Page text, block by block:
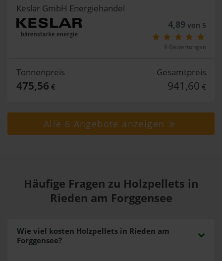
Keslar GmbH Energiehandel
4,89von 5
9 Bewertungen
Tonnenpreis
475,56 €
Gesamtpreis
941,60 €
Alle 6 Angebote anzeigen
Häufige Fragen zu Holzpellets in
Rieden am Forggensee
Wie viel kosten Holzpellets in Rieden am
Forggensee?